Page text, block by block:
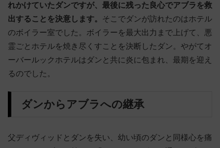
れかけていたダンですが、最後に残った良心でアブラを救
出することを決意します。 そこでダンが訪れたのはホテル
のボイラー室でした。ボイラーを最大出力まで上げて、悪
霊ごとホテルを焼き尽くすことを決断したダン。やがてオ
ーバールックホテルはダンと共に炎に包まれ、最期を迎え
るのでした。
ダンからアブラへの継承
父ディヴィッドとダンを失い、幼い頃のダンと同様心を痛